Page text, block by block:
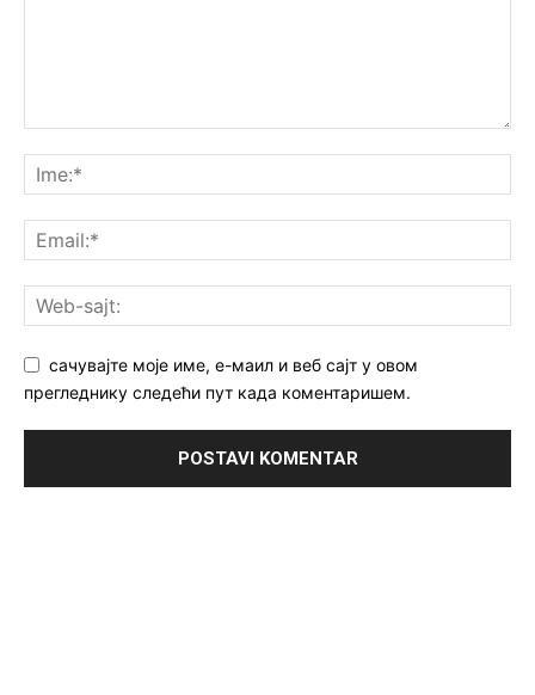
сачувајте моје име, е-маил и веб сајт у овом
прегледнику следећи пут када коментаришем.